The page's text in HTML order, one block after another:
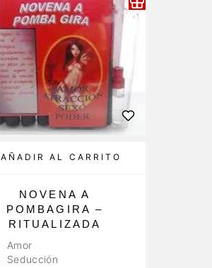
AÑADIR AL CARRITO
NOVENA A
POMBAGIRA –
RITUALIZADA
Amor
Seducción